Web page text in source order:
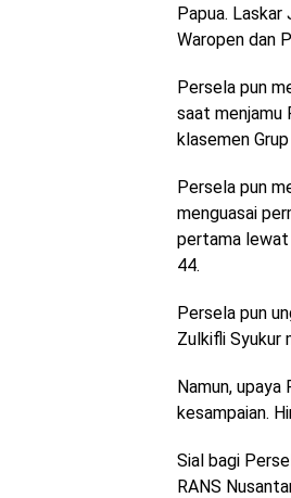
Papua.
Waropen dan
Persela pun
saat menjamu
klasemen Grup
Persela pun
menguasai
pertama lewat
44.
Persela pun
Zulkifli Syukur
Namun,
kesampaian.
Sial bagi
RANS